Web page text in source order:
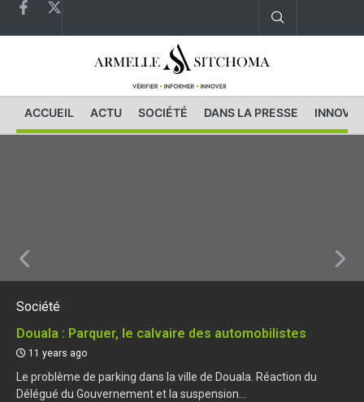
ACCUEIL ACTU SOCIÉTÉ DANS LA PRESSE
Société
Douala : Parquer, le calvaire des automobilistes
11 years ago
Le problème de parking dans la ville de Douala. Réaction du
Délégué du Gouvernement et la suspension...